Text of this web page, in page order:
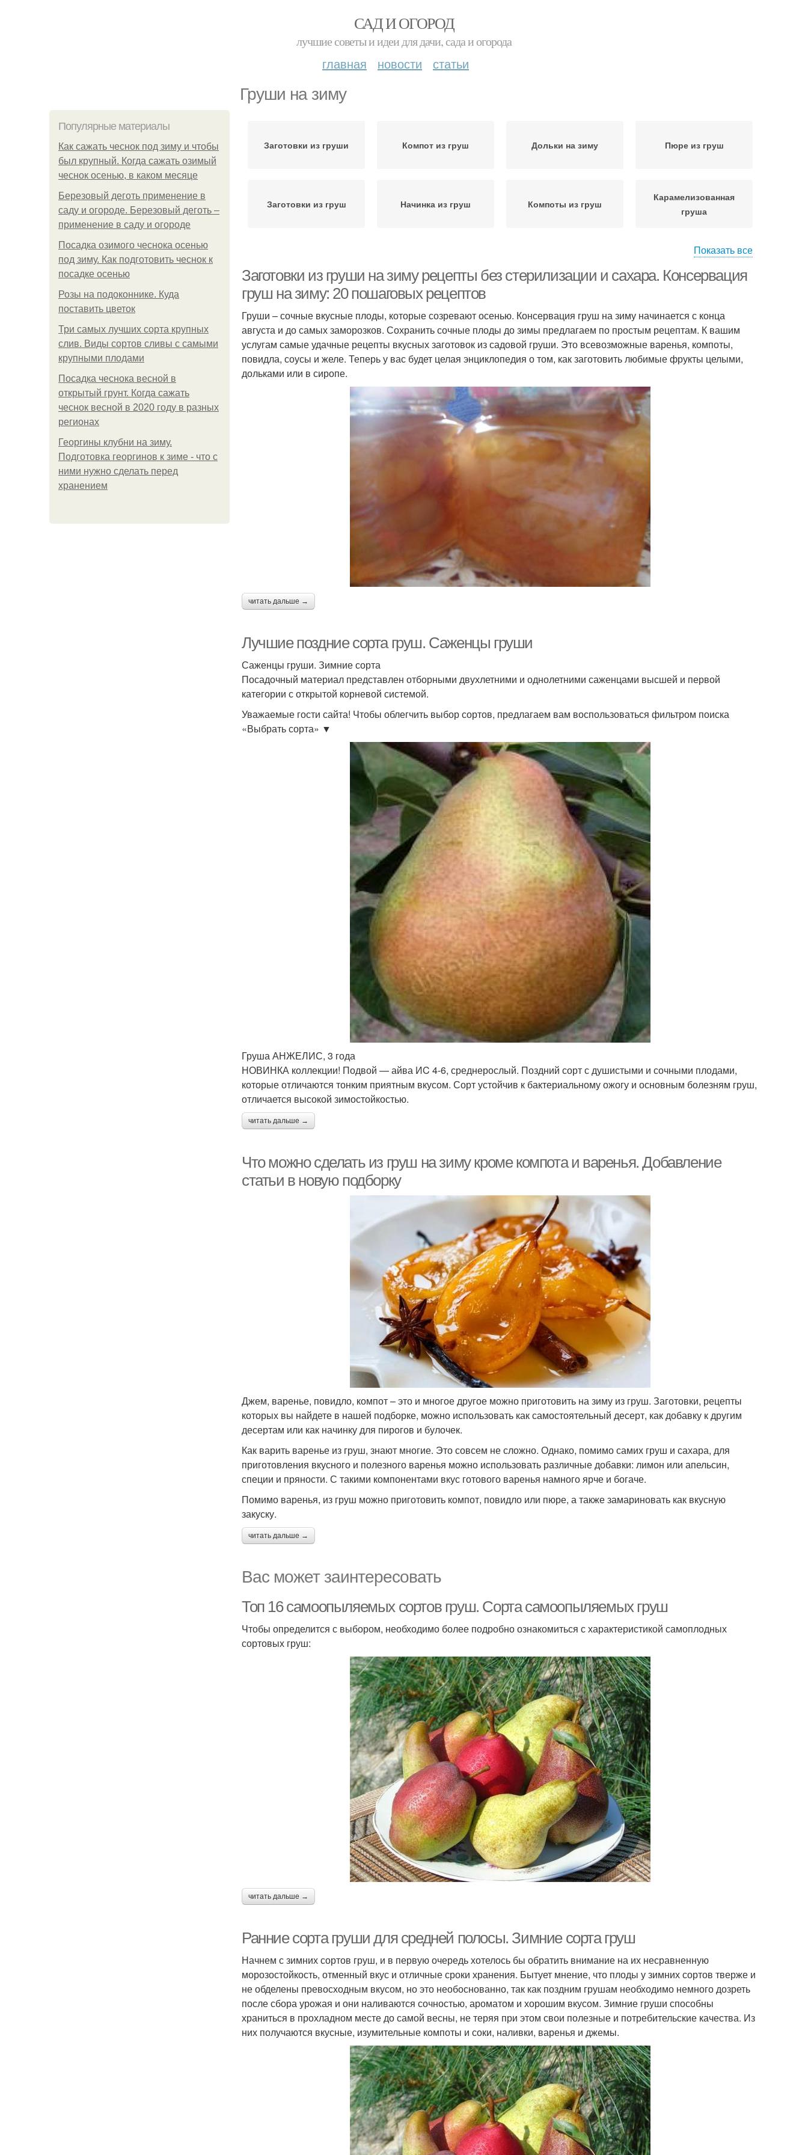
САД И ОГОРОД
лучшие советы и идеи для дачи, сада и огорода
главная новости статьи
Груши на зиму
Популярные материалы
Как сажать чеснок под зиму и чтобы
был крупный. Когда сажать озимый
чеснок осенью, в каком месяце
Березовый деготь применение в
саду и огороде. Березовый деготь –
применение в саду и огороде
Посадка озимого чеснока осенью
под зиму. Как подготовить чеснок к
посадке осенью
Розы на подоконнике. Куда
поставить цветок
Три самых лучших сорта крупных
слив. Виды сортов сливы с самыми
крупными плодами
Посадка чеснока весной в
открытый грунт. Когда сажать
чеснок весной в 2020 году в разных
регионах
Георгины клубни на зиму.
Подготовка георгинов к зиме - что с
ними нужно сделать перед
хранением
Заготовки из груши Компот из груш Дольки на зиму Пюре из груш
Заготовки из груш Начинка из груш Компоты из груш
Карамелизованная
груша
Груши для средней
полосы
Груши с фото Варение из целых груш
Повидло из садовых
груш
Груши с апельсинами
Рецепты из груш
Показать все
Заготовки из груши на зиму рецепты без стерилизации и сахара. Консервация
груш на зиму: 20 пошаговых рецептов
Груши – сочные вкусные плоды, которые созревают осенью. Консервация груш на зиму начинается с конца
августа и до самых заморозков. Сохранить сочные плоды до зимы предлагаем по простым рецептам. К вашим
услугам самые удачные рецепты вкусных заготовок из садовой груши. Это всевозможные варенья, компоты,
повидла, соусы и желе. Теперь у вас будет целая энциклопедия о том, как заготовить любимые фрукты целыми,
дольками или в сиропе.
читать дальше →
Лучшие поздние сорта груш. Саженцы груши
Саженцы груши. Зимние сорта
Посадочный материал представлен отборными двухлетними и однолетними саженцами высшей и первой
категории с открытой корневой системой.
Уважаемые гости сайта! Чтобы облегчить выбор сортов, предлагаем вам воспользоваться фильтром поиска
«Выбрать сорта» ▼
Груша АНЖЕЛИС, 3 года
НОВИНКА коллекции! Подвой — айва ИC 4-6, среднерослый. Поздний сорт с душистыми и сочными плодами,
которые отличаются тонким приятным вкусом. Сорт устойчив к бактериальному ожогу и основным болезням груш,
отличается высокой зимостойкостью.
читать дальше →
Что можно сделать из груш на зиму кроме компота и варенья. Добавление
статьи в новую подборку
Джем, варенье, повидло, компот – это и многое другое можно приготовить на зиму из груш. Заготовки, рецепты
которых вы найдете в нашей подборке, можно использовать как самостоятельный десерт, как добавку к другим
десертам или как начинку для пирогов и булочек.
Как варить варенье из груш, знают многие. Это совсем не сложно. Однако, помимо самих груш и сахара, для
приготовления вкусного и полезного варенья можно использовать различные добавки: лимон или апельсин,
специи и пряности. С такими компонентами вкус готового варенья намного ярче и богаче.
Помимо варенья, из груш можно приготовить компот, повидло или пюре, а также замариновать как вкусную
закуску.
читать дальше →
Вас может заинтересовать
Топ 16 самоопыляемых сортов груш. Сорта самоопыляемых груш
Чтобы определится с выбором, необходимо более подробно ознакомиться с характеристикой самоплодных
сортовых груш:
читать дальше →
Ранние сорта груши для средней полосы. Зимние сорта груш
Начнем с зимних сортов груш, и в первую очередь хотелось бы обратить внимание на их несравненную
морозостойкость, отменный вкус и отличные сроки хранения. Бытует мнение, что плоды у зимних сортов тверже и
не обделены превосходным вкусом, но это необоснованно, так как поздним грушам необходимо немного дозреть
после сбора урожая и они наливаются сочностью, ароматом и хорошим вкусом. Зимние груши способны
храниться в прохладном месте до самой весны, не теряя при этом свои полезные и потребительские качества. Из
них получаются вкусные, изумительные компоты и соки, наливки, варенья и джемы.